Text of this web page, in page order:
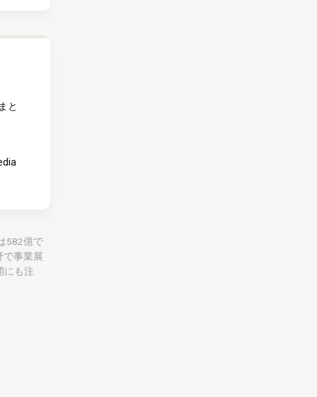
と
582億で
で事業展
にも注